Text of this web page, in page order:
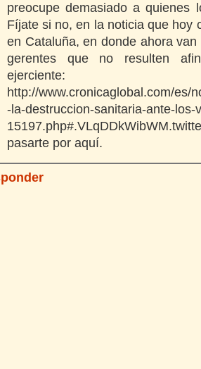
preocupe demasiado a quienes
Fíjate si no, en la noticia que hoy
en Cataluña, en donde ahora
gerentes que no resulten
ejerciente:
http://www.cronicaglobal.com/es/
-la-destruccion-sanitaria-ante-los-
pasarte por aquí.